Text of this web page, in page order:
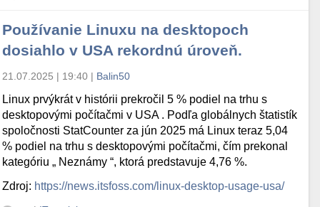
Používanie Linuxu na desktopoch
dosiahlo v USA rekordnú úroveň.
21.07.2025 | 19:40 | Balin50
Linux prvýkrát v histórii prekročil 5 % podiel na trhu s
desktopovými počítačmi v USA . Podľa globálnych štatistík
spoločnosti StatCounter za jún 2025 má Linux teraz 5,04
% podiel na trhu s desktopovými počítačmi, čím prekonal
kategóriu „ Neznámy “, ktorá predstavuje 4,76 %.
Zdroj: https://news.itsfoss.com/linux-desktop-usage-usa/